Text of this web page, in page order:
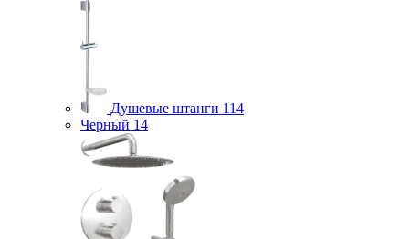
Душевые штанги 114
Черный 14